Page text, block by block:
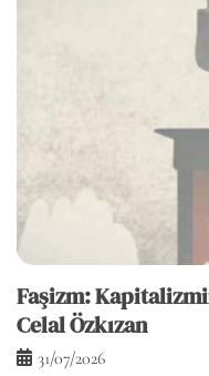
Faşizm:
Celal Özkızan
31/07/2026